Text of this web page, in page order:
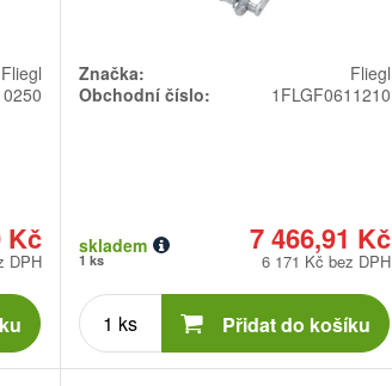
Fliegl
Kč
DPH
Značka:
Fliegl
Obchodní číslo:
1FLGF0611210
7 466,91 Kč
skladem
1 ks 6 171 Kč bez DPH
Počet
kusů Přidat do košíku